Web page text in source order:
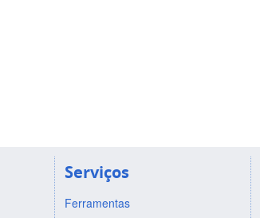
Serviços
Ferramentas